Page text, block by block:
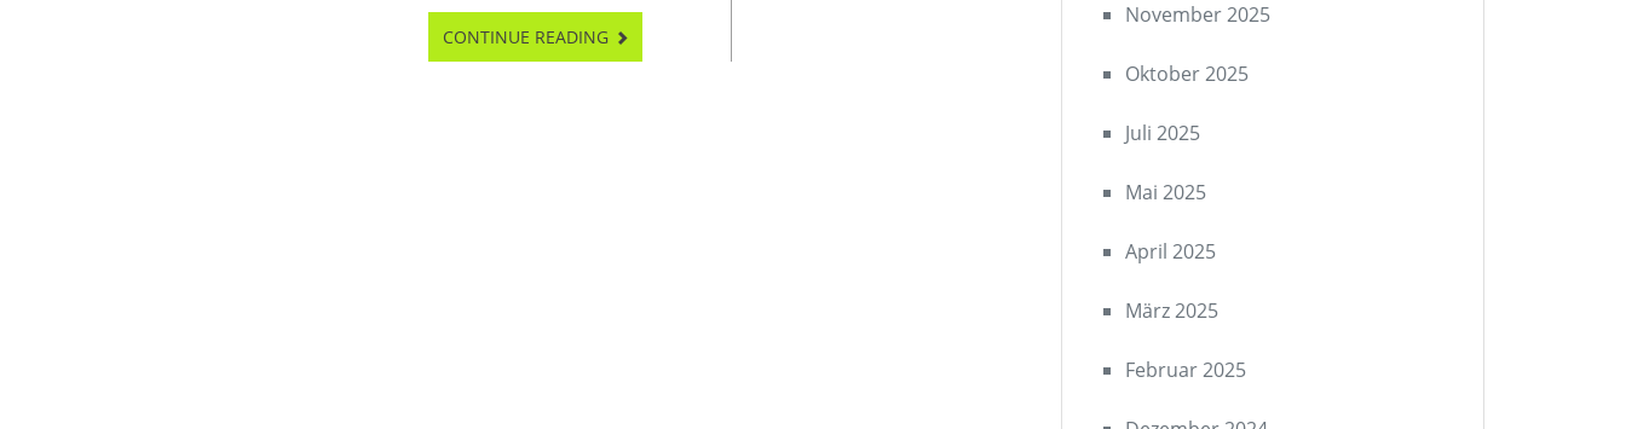
CONTINUE READING
November 2025
Oktober 2025
Juli 2025
Mai 2025
April 2025
März 2025
Februar 2025